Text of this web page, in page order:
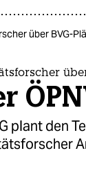
über BVG-
plant den